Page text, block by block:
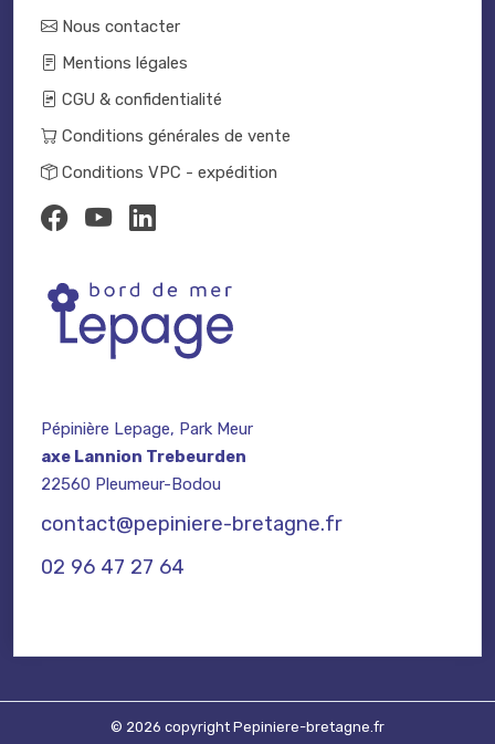
Nous contacter
Mentions légales
CGU & confidentialité
Conditions générales de vente
Conditions VPC - expédition
Pépinière Lepage, Park Meur
axe Lannion Trebeurden
22560 Pleumeur-Bodou
contact@pepiniere-bretagne.fr
02 96 47 27 64
© 2026 copyright Pepiniere-bretagne.fr